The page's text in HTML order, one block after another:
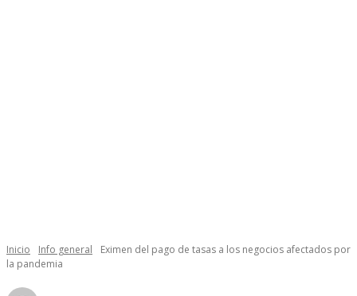
Inicio Info general
Eximen del pago de tasas a los negocios afectados por
la pandemia